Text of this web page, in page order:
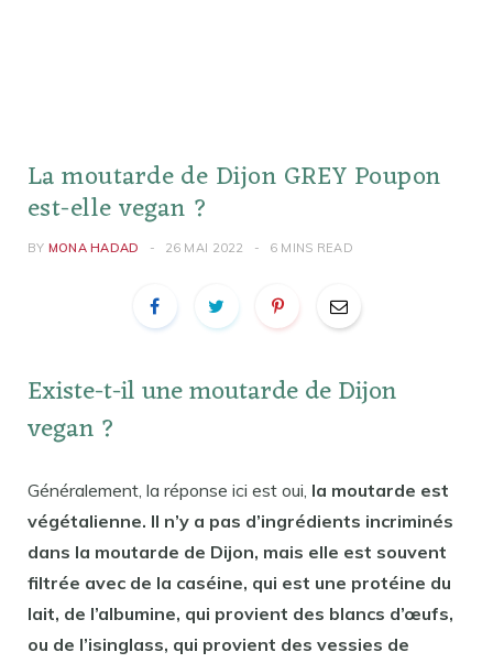
La moutarde de Dijon GREY Poupon
est-elle vegan ?
BY MONA HADAD 26 MAI 2022 6 MINS READ
Existe-t-il une moutarde de Dijon
vegan ?
Généralement, la réponse ici est oui, la moutarde est
végétalienne. Il n’y a pas d’ingrédients incriminés
dans la moutarde de Dijon, mais elle est souvent
filtrée avec de la caséine, qui est une protéine du
lait, de l’albumine, qui provient des blancs d’œufs,
ou de l’isinglass, qui provient des vessies de